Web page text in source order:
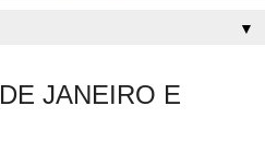
▼
JANEIRO E